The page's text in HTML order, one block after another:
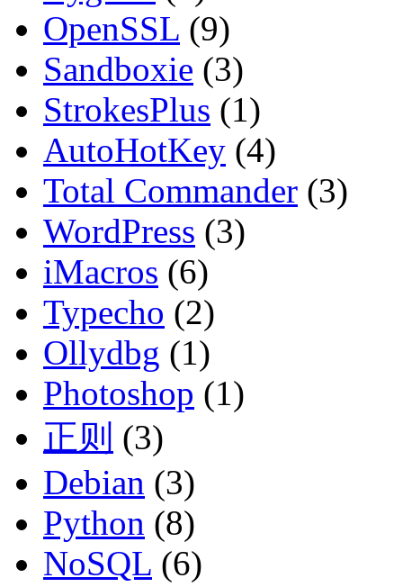
OpenSSL (9)
Sandboxie (3)
StrokesPlus (1)
AutoHotKey (4)
Total Commander (3)
WordPress (3)
iMacros (6)
Typecho (2)
Ollydbg (1)
Photoshop (1)
正则 (3)
Debian (3)
Python (8)
NoSQL (6)